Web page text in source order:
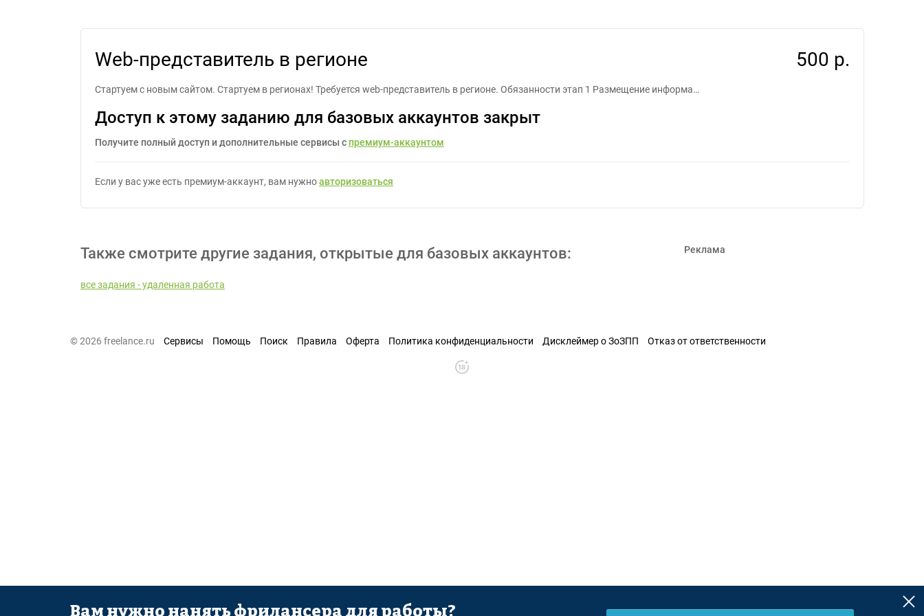
Web-представитель в регионе 500 р.
Стартуем с новым сайтом. Стартуем в регионах! Требуется web-представитель в регионе. Обязанности этап 1 Размещение информа…
Доступ к этому заданию для базовых аккаунтов закрыт
Получите полный доступ и дополнительные сервисы с премиум-аккаунтом
Если у вас уже есть премиум-аккаунт, вам нужноавторизоваться
Также смотрите другие задания, открытые для базовых аккаунтов:
все задания - удаленная работа
Реклама
© 2026 freelance.ru Сервисы Помощь Поиск Правила Оферта Политика конфиденциальности Дисклеймер о ЗоЗПП Отказ от ответственности
Вам нужно нанять фрилансера для работы?